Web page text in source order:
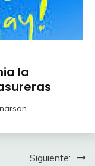
la
Siguiente: